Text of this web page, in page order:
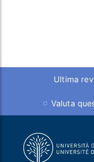
Ultima
Valuta